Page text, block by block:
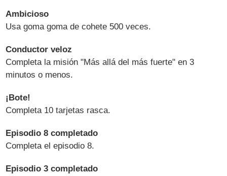
Ambicioso
Usa goma goma de cohete 500 veces.
Conductor veloz
Completa la misión "Más allá del más fuerte" en 3
minutos o menos.
¡Bote!
Completa 10 tarjetas rasca.
Episodio 8 completado
Completa el episodio 8.
Episodio 3 completado